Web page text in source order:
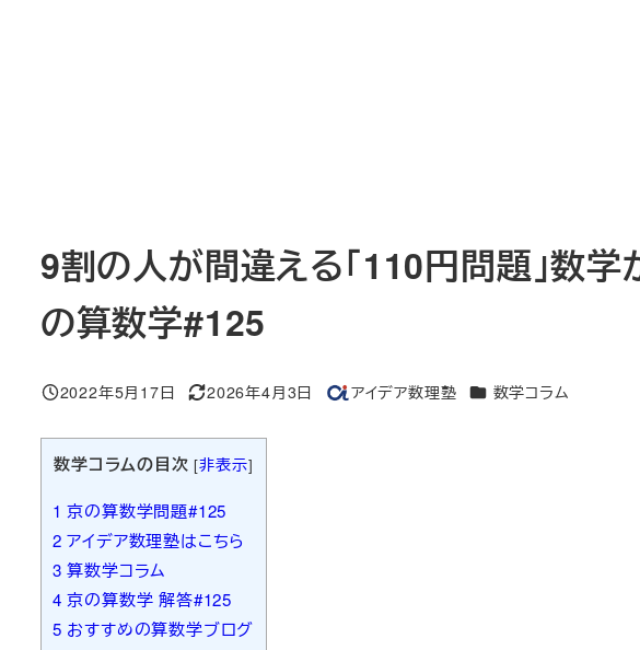
9割の人が間違える「110円問題」数
の算数学#125
投稿日
2022年5月17日
更新日
2026年4月3日
著
アイデア数理塾 カテゴリー
数学コラム
数学コラムの目次 [非表示]
1 京の算数学問題#125
2 アイデア数理塾はこちら
3 算数学コラム
4 京の算数学 解答#125
5 おすすめの算数学ブログ